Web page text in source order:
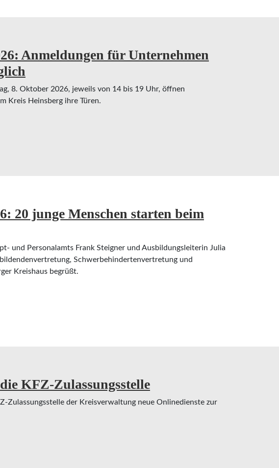
Anmeldungen für Unternehmen
8. Oktober 2026, jeweils von 14 bis 19 Uhr, öffnen
Kreis Heinsberg ihre Türen.
Anmeldungen für Unternehmen noch bis 13. August
20 junge Menschen starten beim
und Personalamts Frank Steigner und Ausbildungsleiterin Julia
Schwerbehindertenvertretung und
Kreishaus begrüßt.
20 junge Menschen starten beim Kreis Heinsberg
KFZ-Zulassungsstelle
Zulassungsstelle der Kreisverwaltung neue Onlinedienste zur
KFZ-Zulassungsstelle